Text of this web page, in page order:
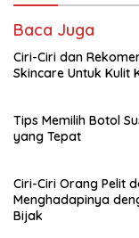
Baca Juga
Ciri-Ciri dan
Skincare Untuk Kulit
Tips Memilih Botol
yang Tepat
Ciri-Ciri Orang Pelit
Menghadapinya
Bijak